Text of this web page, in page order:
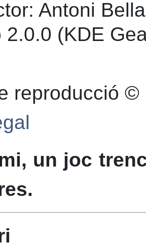
: Antoni Bella
2.0.0 (KDE
reproducció
, un joc